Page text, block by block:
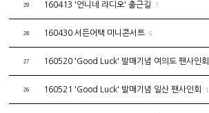
29 160413 '언니네 라디오' 출근길 7
28 160430 서든어택 미니콘서트 6
27 160520 'Good Luck' 발매기념 여의도 팬사인회
26 160521 'Good Luck' 발매기념 일산 팬사인회 1